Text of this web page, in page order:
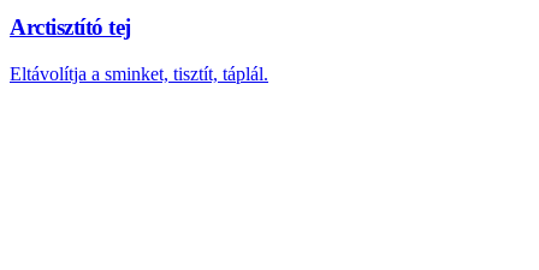
Arctisztító tej
Eltávolítja a sminket, tisztít, táplál.